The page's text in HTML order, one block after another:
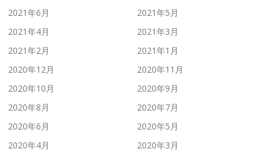
2021年6月
2021年5月
2021年4月
2021年3月
2021年2月
2021年1月
2020年12月
2020年11月
2020年10月
2020年9月
2020年8月
2020年7月
2020年6月
2020年5月
2020年4月
2020年3月